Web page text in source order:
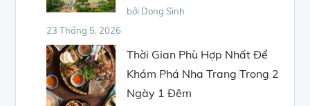
bởi Dong Sinh
23 Tháng 5, 2026
Thời Gian Phù Hợp Nhất Để
Khám Phá Nha Trang Trong 2
Ngày 1 Đêm